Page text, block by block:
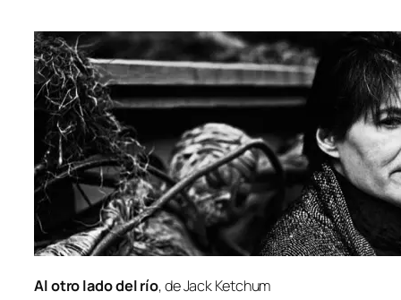
Al otro la­do del río, de Jack Ketchum